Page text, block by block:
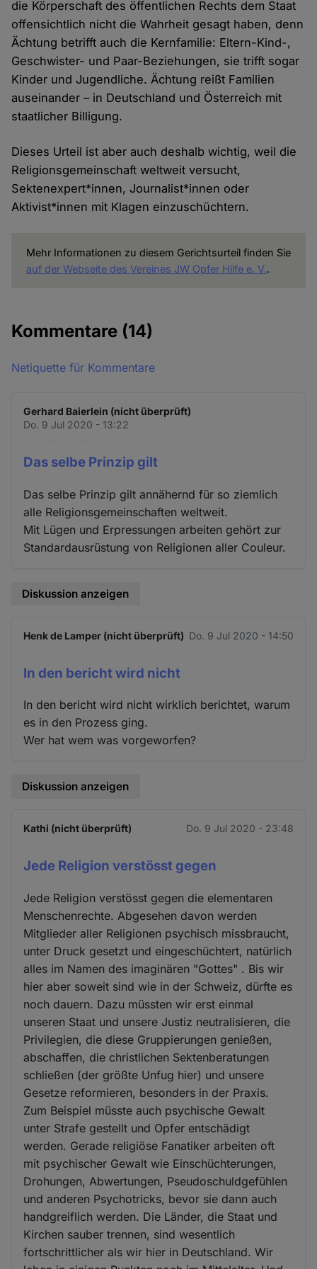
die Körperschaft des öffentlichen Rechts dem Staat
offensichtlich nicht die Wahrheit gesagt haben, denn
Ächtung betrifft auch die Kernfamilie: Eltern-Kind-,
Geschwister- und Paar-Beziehungen, sie trifft sogar
Kinder und Jugendliche. Ächtung reißt Familien
auseinander – in Deutschland und Österreich mit
staatlicher Billigung.
Dieses Urteil ist aber auch deshalb wichtig, weil die
Religionsgemeinschaft weltweit versucht,
Sektenexpert*innen, Journalist*innen oder
Aktivist*innen mit Klagen einzuschüchtern.
Mehr Informationen zu diesem Gerichtsurteil finden Sie
auf der Webseite des Vereines JW Opfer Hilfe e. V..
Kommentare (14)
Netiquette für Kommentare
Gerhard Baierlein (nicht überprüft)
Do. 9 Jul 2020 - 13:22
Das selbe Prinzip gilt
Das selbe Prinzip gilt annähernd für so ziemlich
alle Religionsgemeinschaften weltweit.
Mit Lügen und Erpressungen arbeiten gehört zur
Standardausrüstung von Religionen aller Couleur.
Diskussion anzeigen
Henk de Lamper (nicht überprüft) Do. 9 Jul 2020 - 14:50
In den bericht wird nicht
In den bericht wird nicht wirklich berichtet, warum
es in den Prozess ging.
Wer hat wem was vorgeworfen?
Diskussion anzeigen
Kathi (nicht überprüft) Do. 9 Jul 2020 - 23:48
Jede Religion verstösst gegen
Jede Religion verstösst gegen die elementaren
Menschenrechte. Abgesehen davon werden
Mitglieder aller Religionen psychisch missbraucht,
unter Druck gesetzt und eingeschüchtert, natürlich
alles im Namen des imaginären "Gottes" . Bis wir
hier aber soweit sind wie in der Schweiz, dürfte es
noch dauern. Dazu müssten wir erst einmal
unseren Staat und unsere Justiz neutralisieren, die
Privilegien, die diese Gruppierungen genießen,
abschaffen, die christlichen Sektenberatungen
schließen (der größte Unfug hier) und unsere
Gesetze reformieren, besonders in der Praxis.
Zum Beispiel müsste auch psychische Gewalt
unter Strafe gestellt und Opfer entschädigt
werden. Gerade religiöse Fanatiker arbeiten oft
mit psychischer Gewalt wie Einschüchterungen,
Drohungen, Abwertungen, Pseudoschuldgefühlen
und anderen Psychotricks, bevor sie dann auch
handgreiflich werden. Die Länder, die Staat und
Kirchen sauber trennen, sind wesentlich
fortschrittlicher als wir hier in Deutschland. Wir